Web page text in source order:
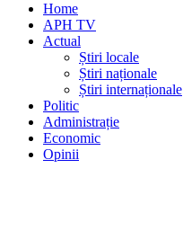
Home
APH TV
Actual
Știri locale
Știri naționale
Știri internaționale
Politic
Administrație
Economic
Opinii